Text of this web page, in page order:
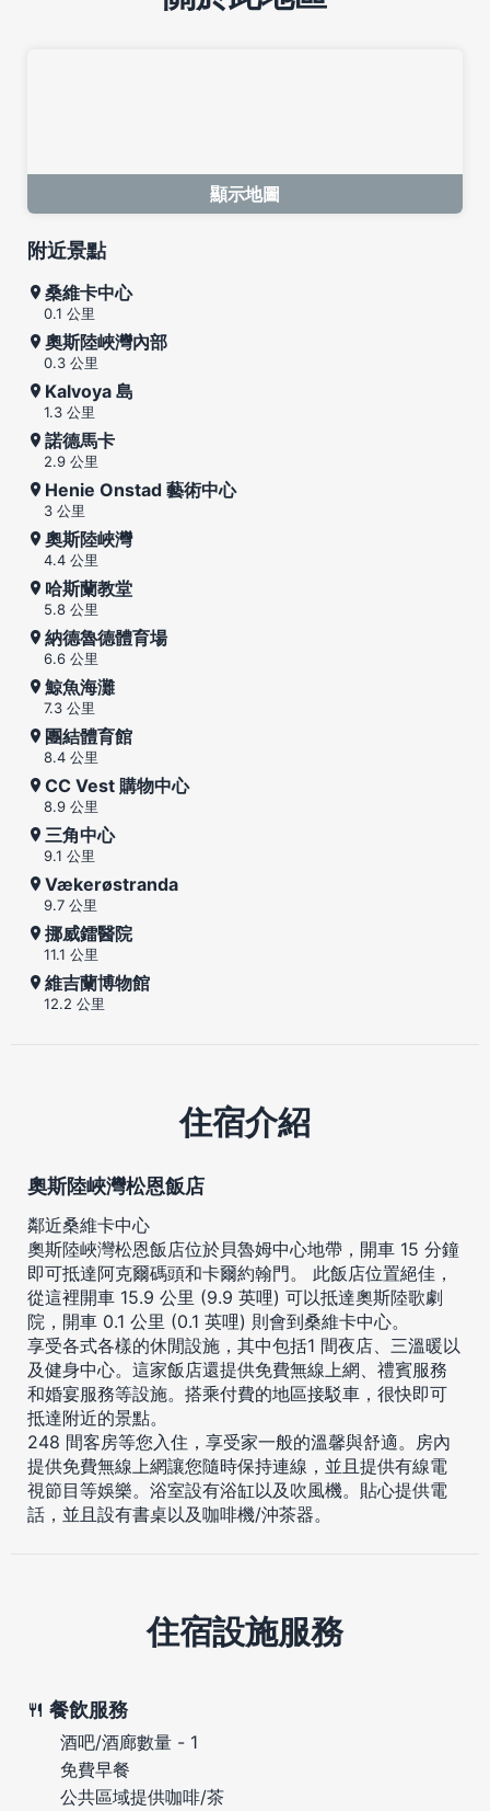
顯示地圖
附近景點
桑維卡中心
0.1 公里
奧斯陸峽灣內部
0.3 公里
Kalvoya 島
1.3 公里
諾德馬卡
2.9 公里
Henie Onstad 藝術中心
3 公里
奧斯陸峽灣
4.4 公里
哈斯蘭教堂
5.8 公里
納德魯德體育場
6.6 公里
鯨魚海灘
7.3 公里
團結體育館
8.4 公里
CC Vest 購物中心
8.9 公里
三角中心
9.1 公里
Vækerøstranda
9.7 公里
挪威鐳醫院
11.1 公里
維吉蘭博物館
12.2 公里
住宿介紹
奧斯陸峽灣松恩飯店
鄰近桑維卡中心
奧斯陸峽灣松恩飯店位於貝魯姆中心地帶，開車 15 分鐘
即可抵達阿克爾碼頭和卡爾約翰門。 此飯店位置絕佳，
從這裡開車 15.9 公里 (9.9 英哩) 可以抵達奧斯陸歌劇
院，開車 0.1 公里 (0.1 英哩) 則會到桑維卡中心。
享受各式各樣的休閒設施，其中包括1 間夜店、三溫暖以
及健身中心。這家飯店還提供免費無線上網、禮賓服務
和婚宴服務等設施。搭乘付費的地區接駁車，很快即可
抵達附近的景點。
248 間客房等您入住，享受家一般的溫馨與舒適。房內
提供免費無線上網讓您隨時保持連線，並且提供有線電
視節目等娛樂。浴室設有浴缸以及吹風機。貼心提供電
話，並且設有書桌以及咖啡機/沖茶器。
住宿設施服務
餐飲服務
酒吧/酒廊數量 - 1
免費早餐
公共區域提供咖啡/茶